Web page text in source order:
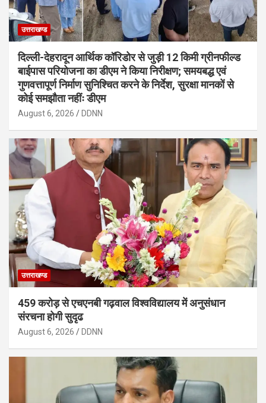
उत्तराखण्ड
दिल्ली-देहरादून आर्थिक कॉरिडोर से जुड़ी 12 किमी ग्रीनफील्ड
बाईपास परियोजना का डीएम ने किया निरीक्षण; समयबद्ध एवं
गुणवत्तापूर्ण निर्माण सुनिश्चित करने के निर्देश, सुरक्षा मानकों से
कोई समझौता नहींः डीएम
August 6, 2026 DDNN
उत्तराखण्ड
459 करोड़ से एचएनबी गढ़वाल विश्वविद्यालय में अनुसंधान
संरचना होगी सुदृढ
August 6, 2026 DDNN